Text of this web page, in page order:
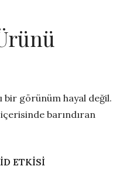
bir görünüm hayal değil.
barındıran
ETKİSİ